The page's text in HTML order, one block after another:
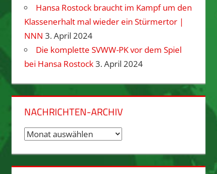
Hansa Rostock braucht im Kampf um den
Klassenerhalt mal wieder ein Stürmertor |
NNN 3. April 2024
Die komplette SVWW-PK vor dem Spiel
bei Hansa Rostock3. April 2024
NACHRICHTEN-ARCHIV
Nachrichten-